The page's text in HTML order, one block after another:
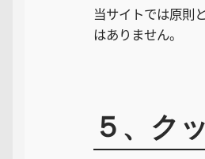
当サイトでは原則
はありません。
５、ク